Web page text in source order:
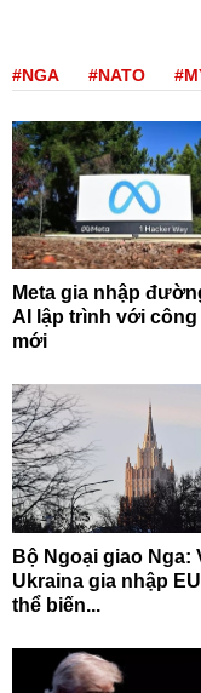
#NGA #NATO
Meta gia nhập
AI lập trình với công
mới
Bộ Ngoại giao Nga:
Ukraina gia nhập
thể biến...